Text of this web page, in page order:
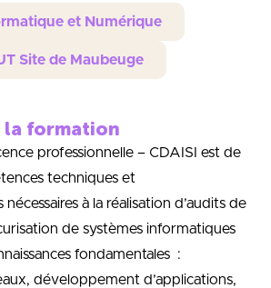
et Numérique
Site de Maubeuge
la formation
professionnelle – CDAISI est de
techniques et
à la réalisation d’audits de
de systèmes informatiques
fondamentales :
développement d’applications,